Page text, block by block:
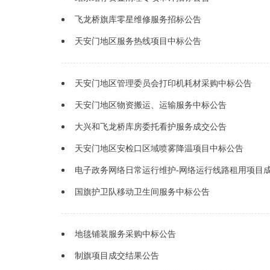
飞龙桥旗库零星维修服务招标公告
天安门地区服务热线项目中标公告
天安门地区管理委员会打印机耗材采购中标公告
天安门地区物资搬运、运输服务中标公告
大兴和飞龙桥库房委托看护服务成交公告
天安门地区安检口区域喷雾降温项目中标公告
电子政务网络日常运行维护-网络运行线路租用项目
国旗护卫队移动卫生间服务中标公告
地毯铺装服务采购中标公告
制旗项目成交结果公告